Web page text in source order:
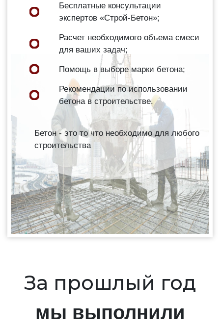
Бесплатные консультации
экспертов «Строй-Бетон»;
Расчет необходимого объема смеси
для ваших задач;
Помощь в выборе марки бетона;
Рекомендации по использовании
бетона в строительстве.
Бетон - это то что необходимо для любого
строительства
За прошлый год
мы выполнили